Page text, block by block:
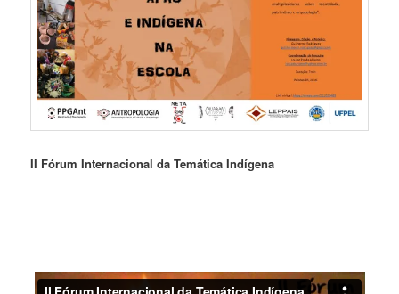
II Fórum Internacional da Temática Indígena